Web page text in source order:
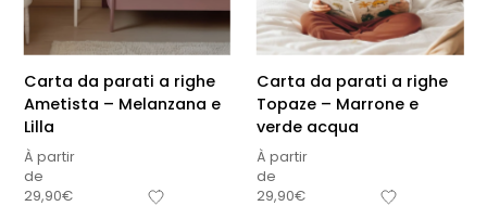
Carta da parati a righe
Ametista – Melanzana e
Lilla
À partir
de
29,90€
Carta da parati a righe
Topaze – Marrone e
verde acqua
À partir
de
29,90€